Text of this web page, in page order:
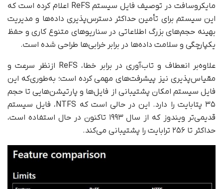
مایکروسافت در توصیف فایل سیستم ReFS اعلام کرده است که
این سیستم برای تأمین حداکثر دسترس‌پذیری داده‌ها و مدیریت
بهینه حجم‌های بزرگ اطلاعاتی در سناریوهای متنوع کاری و حفظ
یکپارچگی و سلامت داده‌ها در برابر خرابی‌ها طراحی شده است.
علاوه‌بر انعطاف و تاب‌آوری در برابر خطا، ReFS از‌نظر سرعت و
مقیاس‌پذیری نیز پیشرفت‌های مهمی کرده است؛ به‌طوری‌که این
فایل سیستم امکان پشتیبانی از فایل‌ها و پارتیشن‌هایی تا حجم
۳۵ پتابایت را دارد. این در حالی‌ است که NTFS، فایل سیستم
قدیمی‌تر ویندوز که از سال ۱۹۹۳ تاکنون در حال استفاده است،
حداکثر تا ۲۵۶ ترابایت را پشتیبانی می‌کند.